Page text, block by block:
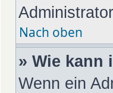
Nach oben
» Wie kann
Wenn ein